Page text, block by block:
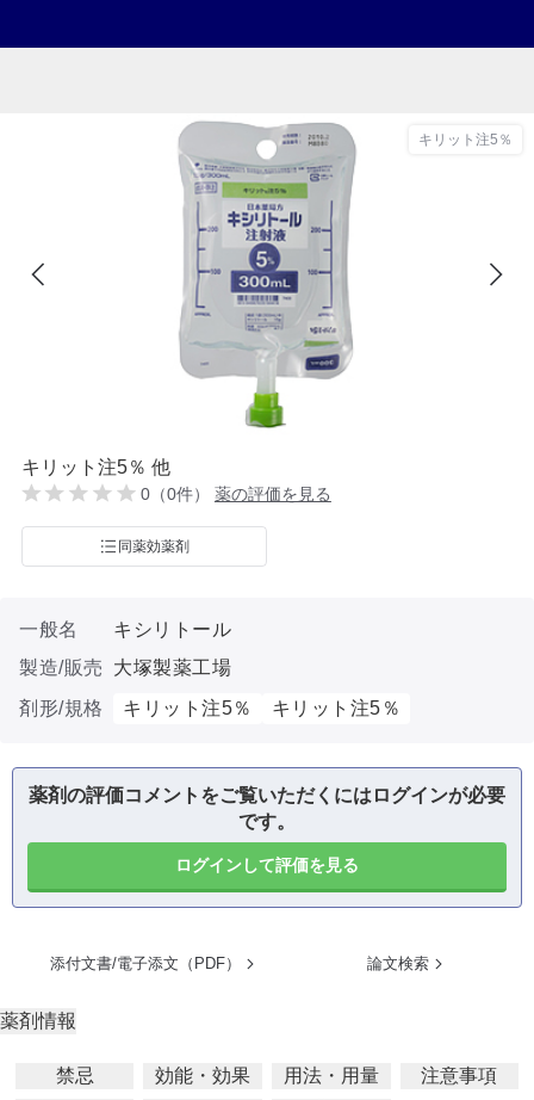
キリット注5％
キリット注5％ 他
0（0件） 薬の評価を見る
同薬効薬剤
一般名
キシリトール
製造/販売
大塚製薬工場
剤形/規格
キリット注5％ キリット注5％
薬剤の評価コメントをご覧いただくにはログインが必要
です。
ログインして評価を見る
添付文書/電子添文（PDF） 論文検索
薬剤情報
禁忌 効能・効果 用法・用量
注意事項